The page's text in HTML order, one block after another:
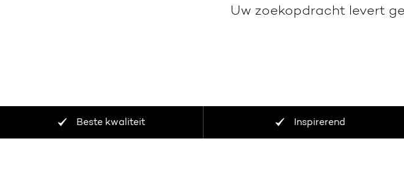
Uw zoekopdracht levert
Beste kwaliteit Inspirerend